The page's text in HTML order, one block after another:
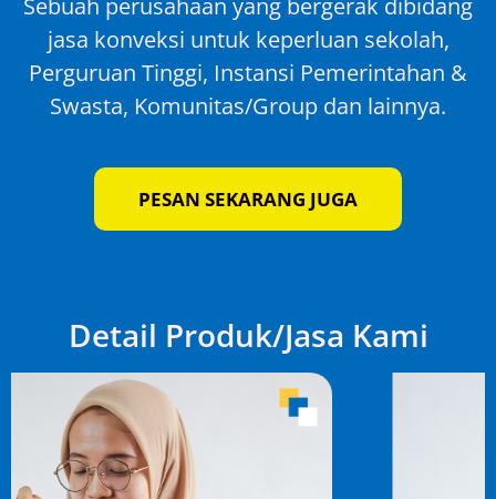
Sebuah perusahaan yang bergerak dibidang
jasa konveksi untuk keperluan sekolah,
Perguruan Tinggi, Instansi Pemerintahan &
Swasta, Komunitas/Group dan lainnya.
PESAN SEKARANG JUGA
Detail Produk/Jasa Kami